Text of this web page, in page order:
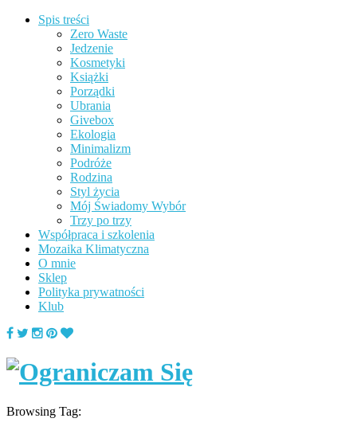
Spis treści
Zero Waste
Jedzenie
Kosmetyki
Książki
Porządki
Ubrania
Givebox
Ekologia
Minimalizm
Podróże
Rodzina
Styl życia
Mój Świadomy Wybór
Trzy po trzy
Współpraca i szkolenia
Mozaika Klimatyczna
O mnie
Sklep
Polityka prywatności
Klub
Browsing Tag: